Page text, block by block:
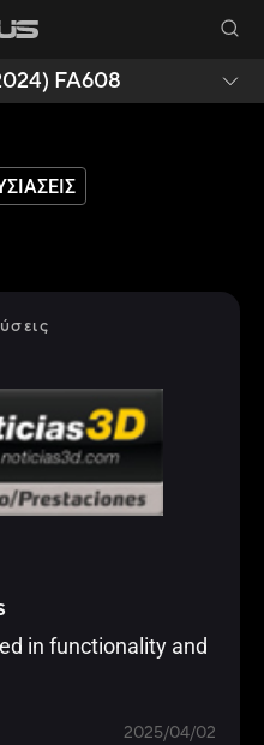
FA608
in functionality and
2025/04/02